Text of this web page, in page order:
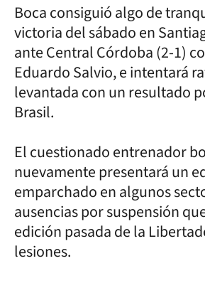
Boca consiguió algo de
victoria del sábado en
ante Central Córdoba (2-1)
Eduardo Salvio, e intentará
levantada con un resultado
Brasil.
El cuestionado entrenador
nuevamente presentará un
emparchado en algunos
ausencias por suspensión
edición pasada de la
lesiones.